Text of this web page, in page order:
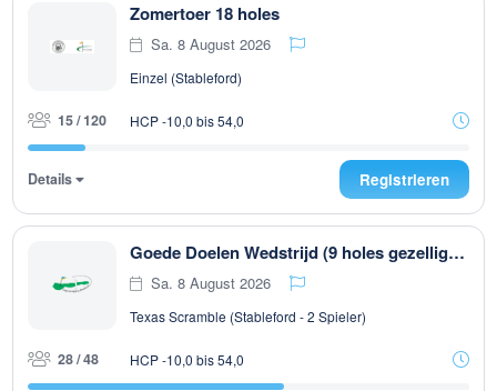
Zomertoer 18 holes
Sa. 8 August 2026
Einzel (Stableford)
15 / 120 HCP -10,0 bis 54,0
Details Registrieren
Goede Doelen Wedstrijd (9 holes gezelligheidswedstrijd)
Sa. 8 August 2026
Texas Scramble (Stableford - 2 Spieler)
28 / 48 HCP -10,0 bis 54,0